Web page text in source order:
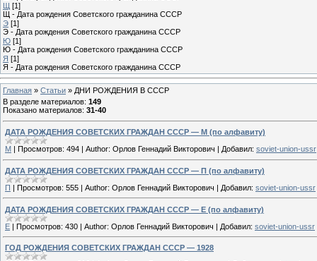
Щ [1]
Щ - Дата рождения Советского гражданина СССР
Э [1]
Э - Дата рождения Советского гражданина СССР
Ю [1]
Ю - Дата рождения Советского гражданина СССР
Я [1]
Я - Дата рождения Советского гражданина СССР
Главная » Статьи » ДНИ РОЖДЕНИЯ В СССР
В разделе материалов: 149
Показано материалов: 31-40
ДАТА РОЖДЕНИЯ СОВЕТСКИХ ГРАЖДАН СССР — М (по алфавиту)
М
Просмотров: 494 Author: Орлов Геннадий Викторович Добавил: soviet-union-ussr
ДАТА РОЖДЕНИЯ СОВЕТСКИХ ГРАЖДАН СССР — П (по алфавиту)
П | Просмотров: 555 | Author: Орлов Геннадий Викторович | Добавил: soviet-union-ussr
ДАТА РОЖДЕНИЯ СОВЕТСКИХ ГРАЖДАН СССР — Е (по алфавиту)
Е | Просмотров: 430 | Author: Орлов Геннадий Викторович | Добавил: soviet-union-ussr
ГОД РОЖДЕНИЯ СОВЕТСКИХ ГРАЖДАН СССР — 1928